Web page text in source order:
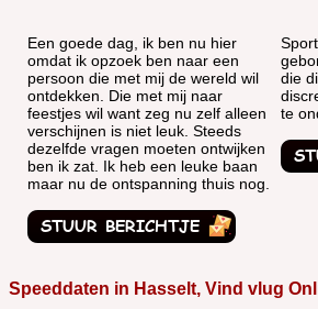
Een goede dag, ik ben nu hier
omdat ik opzoek ben naar een
persoon die met mij de wereld wil
ontdekken. Die met mij naar
feestjes wil want zeg nu zelf alleen
verschijnen is niet leuk. Steeds
dezelfde vragen moeten ontwijken
ben ik zat. Ik heb een leuke baan
maar nu de ontspanning thuis nog.
die
te
Speeddaten in Hasselt, Vind vlug